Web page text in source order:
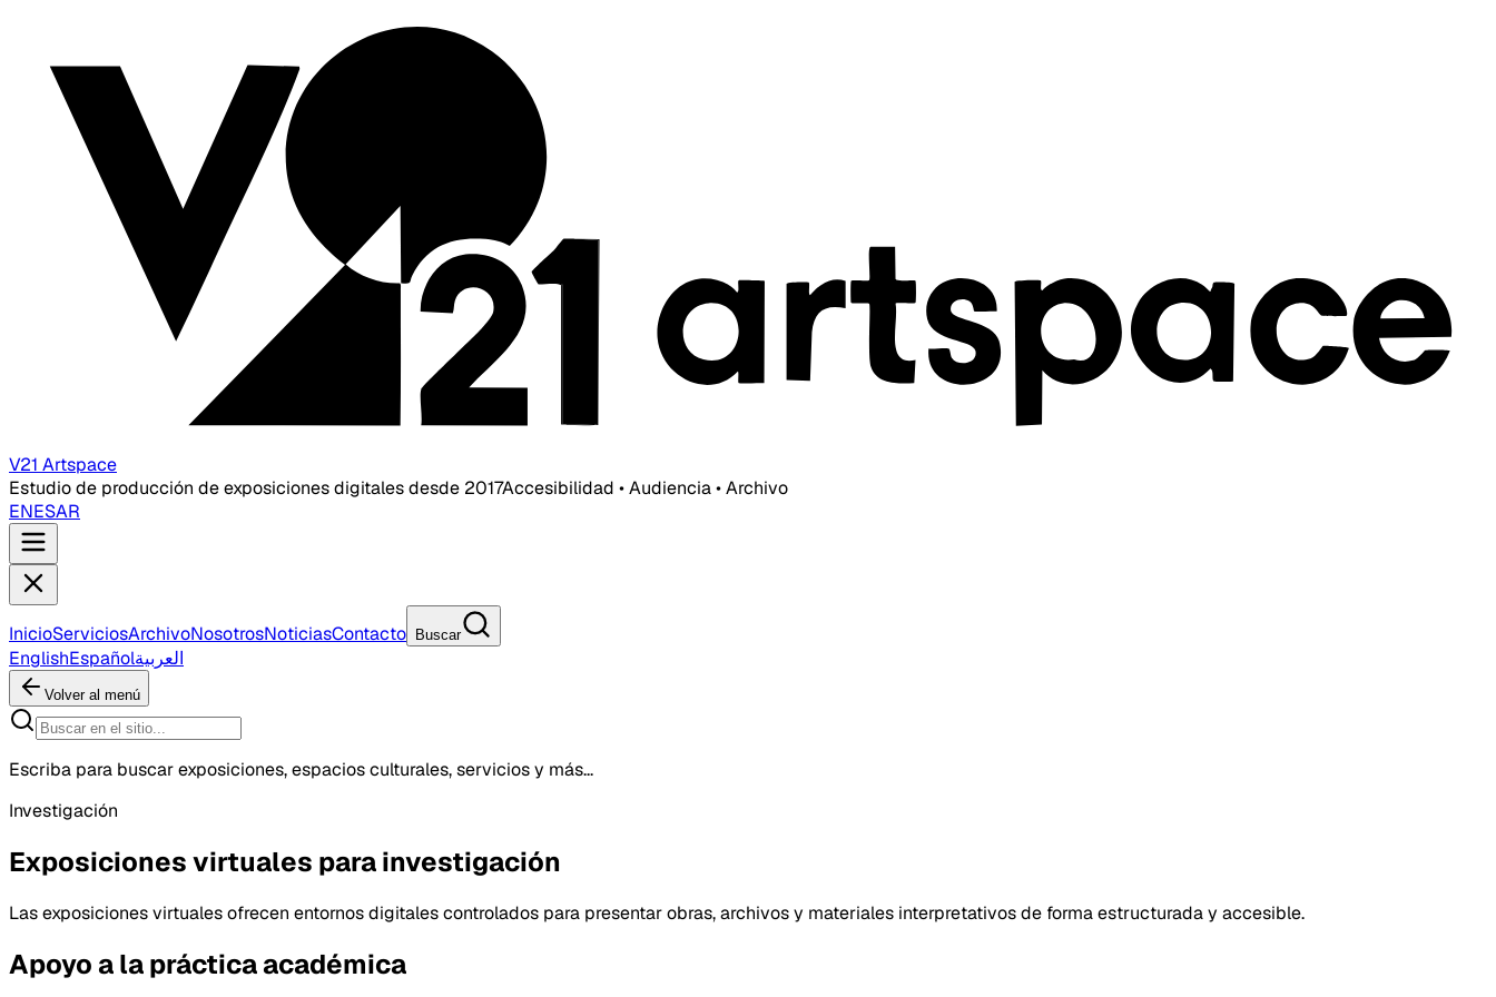
V21 Artspace
Estudio de producción de exposiciones digitales desde 2017Accesibilidad • Audiencia • Archivo
ENESAR
InicioServiciosArchivoNosotrosNoticiasContacto Buscar
EnglishEspañolالعربية
Volver al menú
Escriba para buscar exposiciones, espacios culturales, servicios y más...
Investigación
Exposiciones virtuales para investigación
Las exposiciones virtuales ofrecen entornos digitales controlados para presentar obras, archivos y materiales interpretativos de forma estructurada y accesible.
Apoyo a la práctica académica